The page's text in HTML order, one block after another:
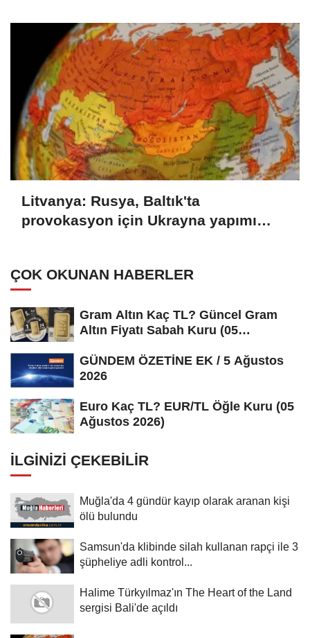
Litvanya: Rusya, Baltık'ta
provokasyon için Ukrayna yapımı
ÇOK OKUNAN HABERLER
Gram Altın Kaç TL? Güncel Gram
Altın Fiyatı Sabah Kuru (05
GÜNDEM ÖZETİNE EK / 5 Ağustos
2026
Euro Kaç TL? EUR/TL Öğle Kuru (05
Ağustos 2026)
İLGINIZI ÇEKEBILIR
Muğla'da 4 gündür kayıp olarak aranan kişi
ölü bulundu
Samsun'da klibinde silah kullanan rapçi ile 3
şüpheliye adli kontrol...
Halime Türkyılmaz'ın The Heart of the Land
sergisi Bali'de açıldı